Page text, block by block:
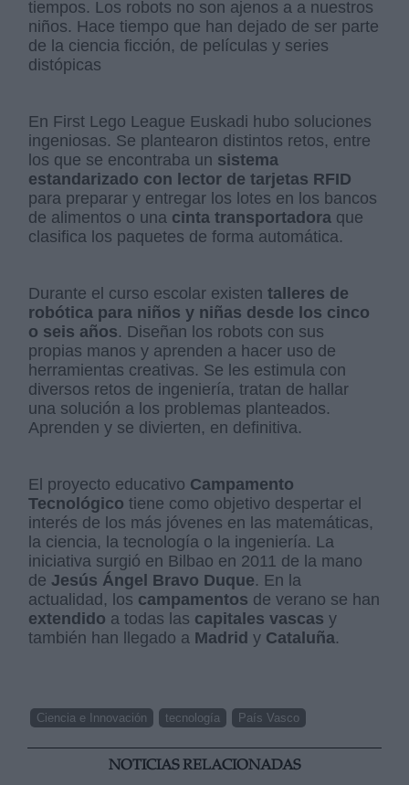
tiempos. Los robots no son ajenos a a nuestros
niños. Hace tiempo que han dejado de ser parte
de la ciencia ficción, de películas y series
distópicas
En First Lego League Euskadi hubo soluciones
ingeniosas. Se plantearon distintos retos, entre
los que se encontraba un sistema
estandarizado con lector de tarjetas RFID
para preparar y entregar los lotes en los bancos
de alimentos o una cinta transportadora que
clasifica los paquetes de forma automática.
Durante el curso escolar existen talleres de
robótica para niños y niñas desde los cinco
o seis años. Diseñan los robots con sus
propias manos y aprenden a hacer uso de
herramientas creativas. Se les estimula con
diversos retos de ingeniería, tratan de hallar
una solución a los problemas planteados.
Aprenden y se divierten, en definitiva.
El proyecto educativo Campamento
Tecnológico tiene como objetivo despertar el
interés de los más jóvenes en las matemáticas,
la ciencia, la tecnología o la ingeniería. La
iniciativa surgió en Bilbao en 2011 de la mano
de Jesús Ángel Bravo Duque. En la
actualidad, los campamentos de verano se han
extendido a todas las capitales vascas y
también han llegado a Madrid y Cataluña.
Ciencia e Innovación tecnología País Vasco
NOTICIAS RELACIONADAS